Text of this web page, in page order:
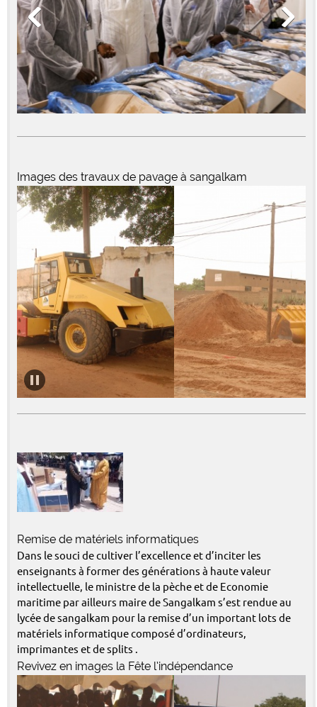
Images des travaux de pavage à sangalkam
Remise de matériels informatiques
Dans le souci de cultiver l’excellence et d’inciter les
enseignants à former des générations à haute valeur
intellectuelle, le ministre de la pèche et de Economie
maritime par ailleurs maire de Sangalkam s’est rendue au
lycée de sangalkam pour la remise d’un important lots de
matériels informatique composé d’ordinateurs,
imprimantes et de splits .
Revivez en images la Fête l’indépendance